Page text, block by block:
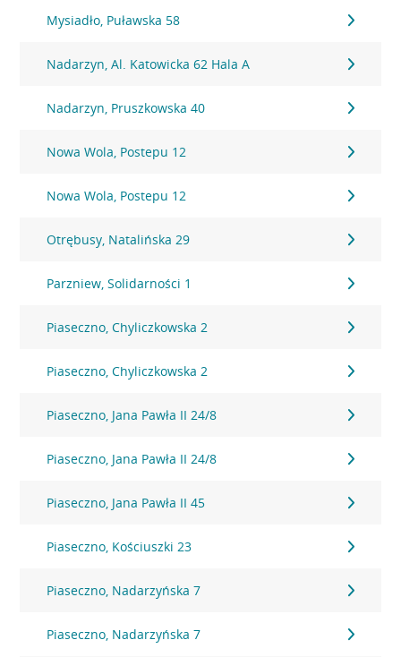
Mysiadło, Puławska 58
Nadarzyn, Al. Katowicka 62 Hala A
Nadarzyn, Pruszkowska 40
Nowa Wola, Postepu 12
Nowa Wola, Postepu 12
Otrębusy, Natalińska 29
Parzniew, Solidarności 1
Piaseczno, Chyliczkowska 2
Piaseczno, Chyliczkowska 2
Piaseczno, Jana Pawła II 24/8
Piaseczno, Jana Pawła II 24/8
Piaseczno, Jana Pawła II 45
Piaseczno, Kościuszki 23
Piaseczno, Nadarzyńska 7
Piaseczno, Nadarzyńska 7